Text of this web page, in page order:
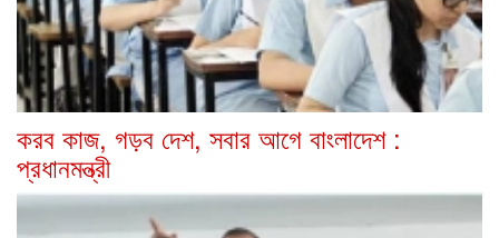
করব কাজ, গড়ব দেশ, সবার আগে বাংলাদেশ :
প্রধানমন্ত্রী